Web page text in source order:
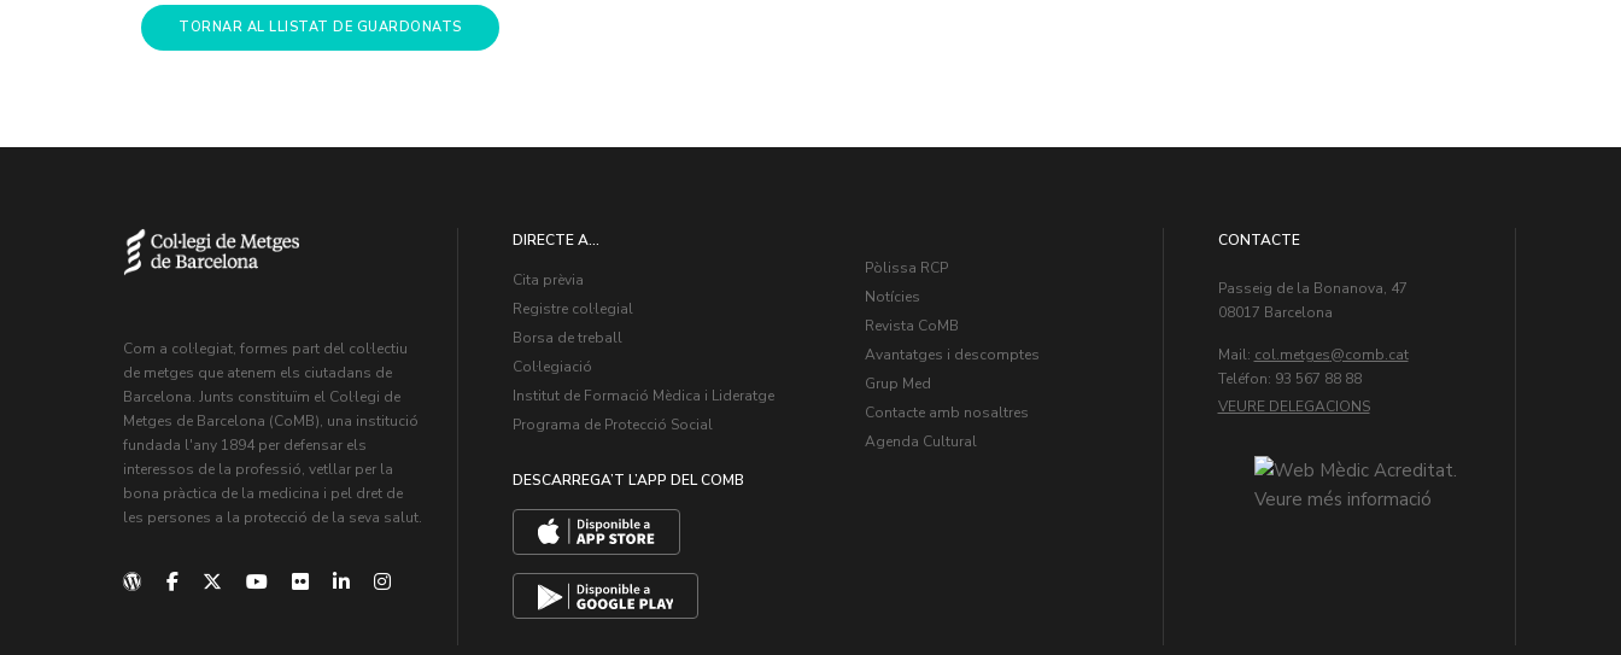
TORNAR AL LLISTAT DE GUARDONATS
Com a col·legiat, formes part del col·lectiu
de metges que atenem els ciutadans de
Barcelona. Junts constituïm el Col·legi de
Metges de Barcelona (CoMB), una institució
fundada l'any 1894 per defensar els
interessos de la professió, vetllar per la
bona pràctica de la medicina i pel dret de
les persones a la protecció de la seva salut.
DIRECTE A...
Cita prèvia
Registre col·legial
Borsa de treball
Col·legiació
Institut de Formació Mèdica i Lideratge
Programa de Protecció Social
DESCARREGA’T L’APP DEL COMB
Pòlissa RCP
Notícies
Revista CoMB
Avantatges i descomptes
Grup Med
Contacte amb nosaltres
Agenda Cultural
CONTACTE
Passeig de la Bonanova, 47
08017 Barcelona
Mail: col.metges
Teléfon: 93 567 88 88
VEURE DELEGACIONS